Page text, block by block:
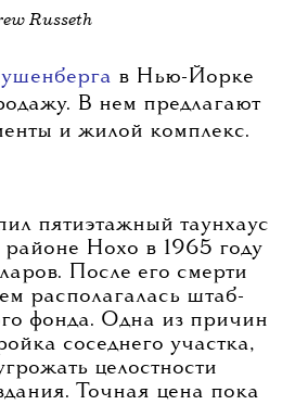
Russeth
в Нью-Йорке
В нем предлагают
и жилой комплекс.
пятиэтажный таунхаус
районе Нохо в 1965 году
После его смерти
располагалась штаб-
фонда. Одна из причин
соседнего участка,
целостности
Точная цена пока